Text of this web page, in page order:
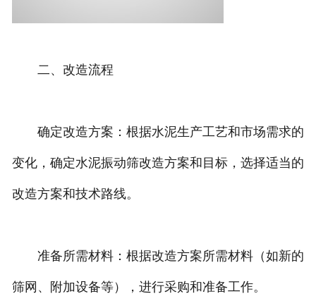
二、改造流程
确定改造方案：根据水泥生产工艺和市场需求的
变化，确定水泥振动筛改造方案和目标，选择适当的
改造方案和技术路线。
准备所需材料：根据改造方案所需材料（如新的
筛网、附加设备等），进行采购和准备工作。